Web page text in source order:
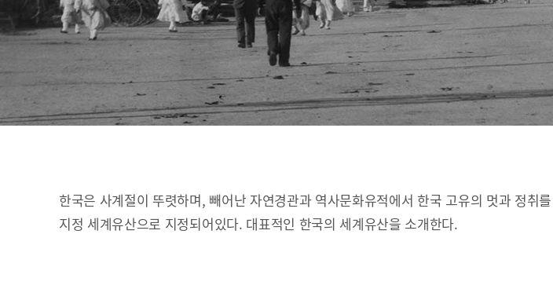
한국은 사계절이 뚜렷하며, 빼어난 자연경관과 역사문화유적에서 한국 고유의 멋과 정취
지정 세계유산으로 지정되어있다. 대표적인 한국의 세계유산을 소개한다.